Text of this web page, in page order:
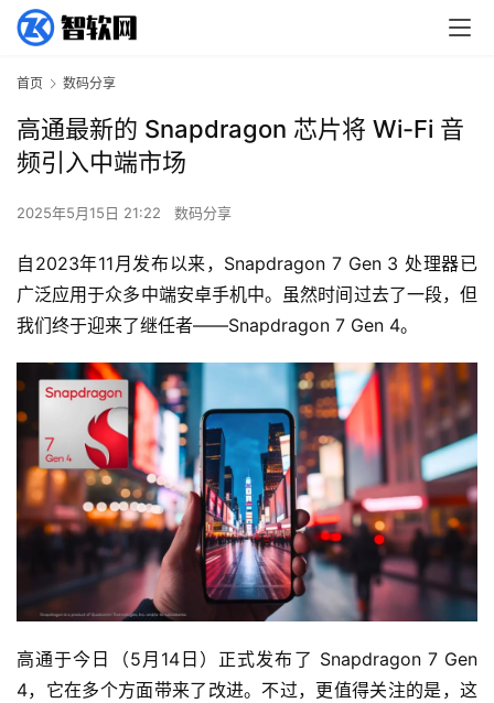
首页 数码分享
高通最新的 Snapdragon 芯片将 Wi-Fi 音
频引入中端市场
2025年5月15日 21:22 数码分享
自2023年11月发布以来，Snapdragon 7 Gen 3 处理器已
广泛应用于众多中端安卓手机中。虽然时间过去了一段，但
我们终于迎来了继任者——Snapdragon 7 Gen 4。
高通于今日（5月14日）正式发布了 Snapdragon 7 Gen
4，它在多个方面带来了改进。不过，更值得关注的是，这